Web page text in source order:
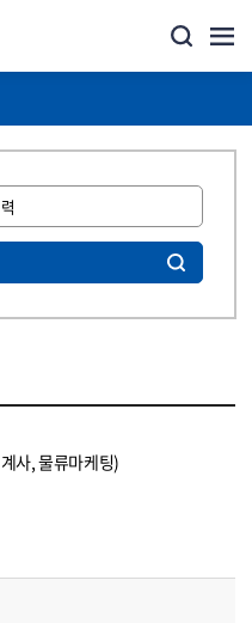
사, 물류마케팅)